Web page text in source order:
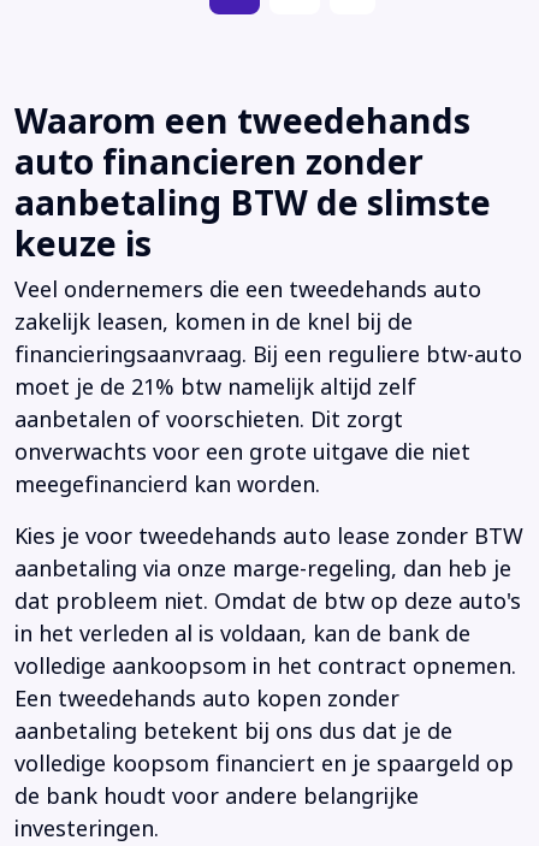
Waarom een tweedehands
auto financieren zonder
aanbetaling BTW de slimste
keuze is
Veel ondernemers die een tweedehands auto
zakelijk leasen, komen in de knel bij de
financieringsaanvraag. Bij een reguliere btw-auto
moet je de 21% btw namelijk altijd zelf
aanbetalen of voorschieten. Dit zorgt
onverwachts voor een grote uitgave die niet
meegefinancierd kan worden.
Kies je voor tweedehands auto lease zonder BTW
aanbetaling via onze marge-regeling, dan heb je
dat probleem niet. Omdat de btw op deze auto's
in het verleden al is voldaan, kan de bank de
volledige aankoopsom in het contract opnemen.
Een tweedehands auto kopen zonder
aanbetaling betekent bij ons dus dat je de
volledige koopsom financiert en je spaargeld op
de bank houdt voor andere belangrijke
investeringen.